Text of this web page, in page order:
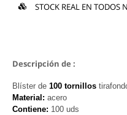
STOCK REAL EN TODOS
Descripción de :
Blíster de 100 tornillos
Material: acero
Contiene: 100 uds